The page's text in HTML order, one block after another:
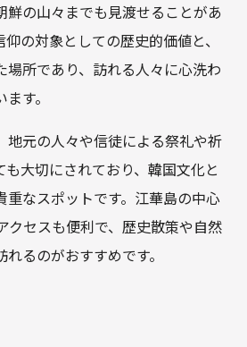
鮮の山々までも見渡せることがあ
の対象としての歴史的価値と、
場所であり、訪れる人々に心洗わ
す。
地元の人々や信徒による祭礼や祈
大切にされており、韓国文化と
重なスポットです。江華島の中心
クセスも便利で、歴史散策や自然
るのがおすすめです。